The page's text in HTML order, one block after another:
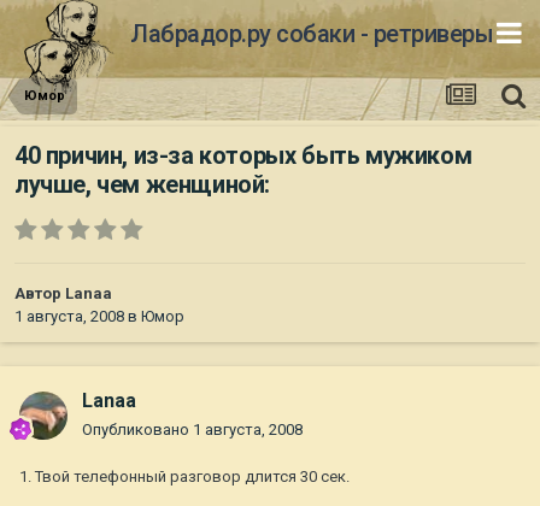
Лабрадор.ру собаки - ретриверы
Юмор
40 причин, из-за которых быть мужиком
лучше, чем женщиной:
Автор Lanaa
1 августа, 2008 в Юмор
Lanaa
Опубликовано 1 августа, 2008
1. Твой телефонный разговор длится 30 сек.